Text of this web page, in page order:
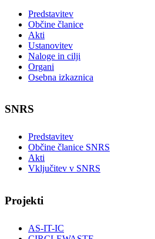
Predstavitev
Občine članice
Akti
Ustanovitev
Naloge in cilji
Organi
Osebna izkaznica
SNRS
Predstavitev
Občine članice SNRS
Akti
Vključitev v SNRS
Projekti
AS-IT-IC